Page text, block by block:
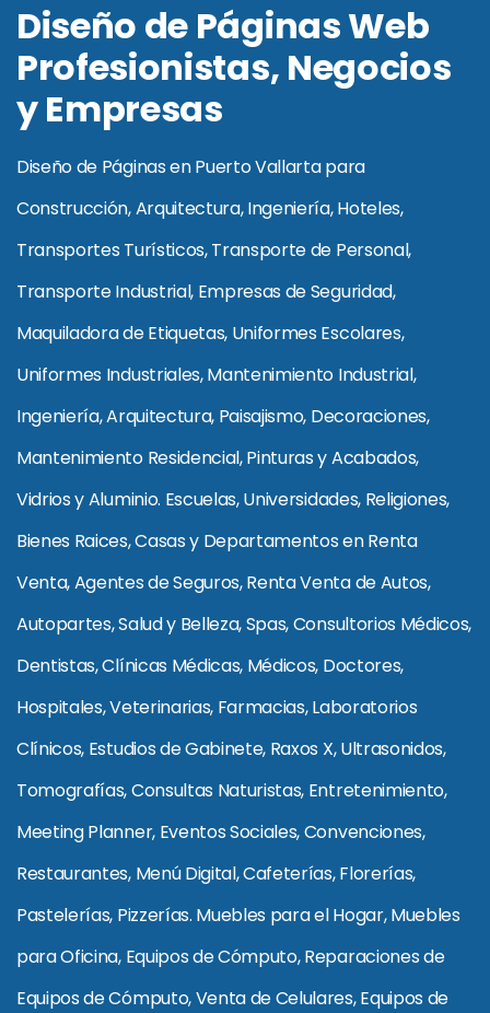
Diseño de Páginas Web
Profesionistas, Negocios
y Empresas
Diseño de Páginas en Puerto Vallarta para
Construcción, Arquitectura, Ingeniería, Hoteles,
Transportes Turísticos, Transporte de Personal,
Transporte Industrial, Empresas de Seguridad,
Maquiladora de Etiquetas, Uniformes Escolares,
Uniformes Industriales, Mantenimiento Industrial,
Ingeniería, Arquitectura, Paisajismo, Decoraciones,
Mantenimiento Residencial, Pinturas y Acabados,
Vidrios y Aluminio. Escuelas, Universidades, Religiones,
Bienes Raices, Casas y Departamentos en Renta
Venta, Agentes de Seguros, Renta Venta de Autos,
Autopartes, Salud y Belleza, Spas, Consultorios Médicos,
Dentistas, Clínicas Médicas, Médicos, Doctores,
Hospitales, Veterinarias, Farmacias, Laboratorios
Clínicos, Estudios de Gabinete, Raxos X, Ultrasonidos,
Tomografías, Consultas Naturistas, Entretenimiento,
Meeting Planner, Eventos Sociales, Convenciones,
Restaurantes, Menú Digital, Cafeterías, Florerías,
Pastelerías, Pizzerías. Muebles para el Hogar, Muebles
para Oficina, Equipos de Cómputo, Reparaciones de
Equipos de Cómputo, Venta de Celulares, Equipos de